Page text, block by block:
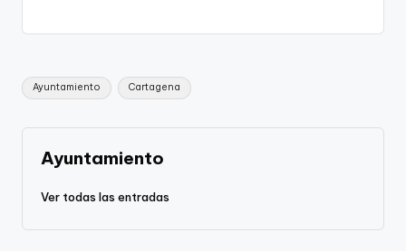
y
Li
n
k
e
b
o
o
k
l
gr
a
m
ts
p
gl
a
e
Etiquetas:
Ayuntamiento Cartagena
Ayuntamiento
Ver todas las entradas